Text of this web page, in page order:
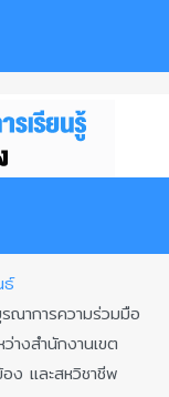
ธ์
ณาการความร่วมมือ
างสำนักงานเขต
เเละสหวิชาชีพ